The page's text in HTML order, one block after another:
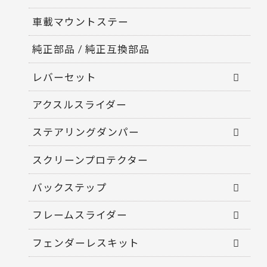
車載マウントステー
純正部品 / 純正互換部品
レバーセット
アクスルスライダー
ステアリングダンパー
スクリーンプロテクター
バックステップ
フレームスライダー
フェンダーレスキット